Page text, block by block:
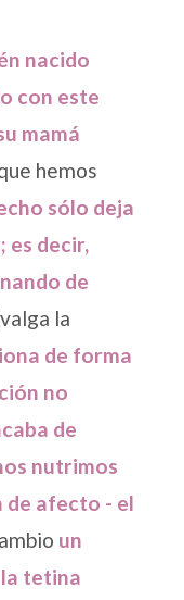
nacido
con este
mamá
hemos
sólo deja
es decir,
de
la
de forma
no
de
nutrimos
de afecto - el
un
tetina